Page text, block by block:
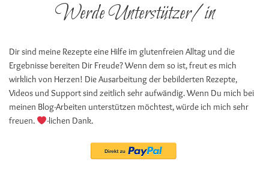
Werde Unterstützer/in
Dir sind meine Rezepte eine Hilfe im glutenfreien Alltag und die
Ergebnisse bereiten Dir Freude? Wenn dem so ist, freut es mich
wirklich von Herzen! Die Ausarbeitung der bebilderten Rezepte,
Videos und Support sind zeitlich sehr aufwändig. Wenn Du mich bei
meinen Blog-Arbeiten unterstützen möchtest, würde ich mich sehr
freuen.
-lichen Dank.